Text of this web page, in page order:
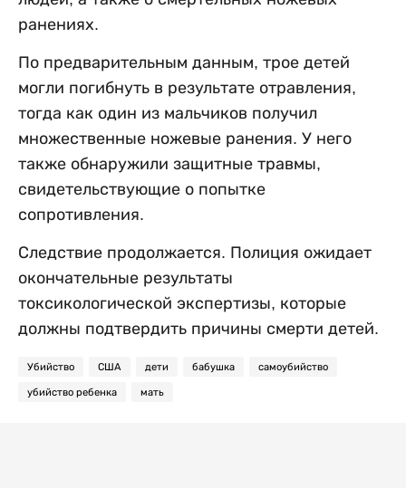
ранениях.
По предварительным данным, трое детей
могли погибнуть в результате отравления,
тогда как один из мальчиков получил
множественные ножевые ранения. У него
также обнаружили защитные травмы,
свидетельствующие о попытке
сопротивления.
Следствие продолжается. Полиция ожидает
окончательные результаты
токсикологической экспертизы, которые
должны подтвердить причины смерти детей.
Убийство США дети бабушка самоубийство
убийство ребенка мать